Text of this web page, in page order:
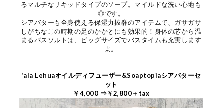
るマルチなリキッドタイプのソープ。マイルドな洗い心地も
◎です。
シアバターも全身使える保湿力抜群のアイテムで、ガサガサ
しがちなこの時期の足のかかとにも効果的！身体の芯から温
まるバスソルトは、ビッグサイズでバスタイムも充実します
よ。
'ala Lehuaオイルディフューザー&Soaptopiaシアバターセ
ット
￥4,000 ⇒￥2,800＋tax